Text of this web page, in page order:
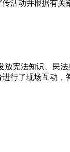
活动并根据有
宪法知识、民法
行了现场互动，